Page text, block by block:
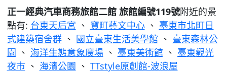
正一經典汽車商務旅館二館 旅館編號119號附近的景
點有: 台東天后宮 、 寶町藝文中心、 臺東市北町日
式建築宿舍群、 國立臺東生活美學館 、 臺東森林公
園 、 海洋生態意象廣場、 臺東美術館 、 臺東觀光
夜市、 海濱公園 、 TTstyle原創館-波浪屋